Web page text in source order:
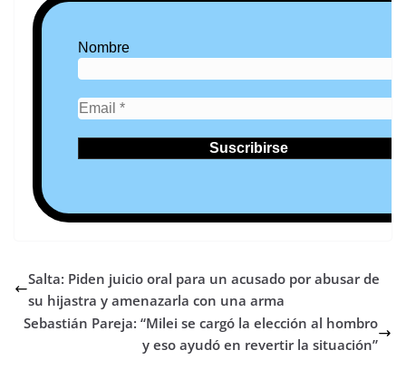
Nombre
Salta: Piden juicio oral para un acusado por abusar de
su hijastra y amenazarla con una arma
Sebastián Pareja: “Milei se cargó la elección al hombro
y eso ayudó en revertir la situación”